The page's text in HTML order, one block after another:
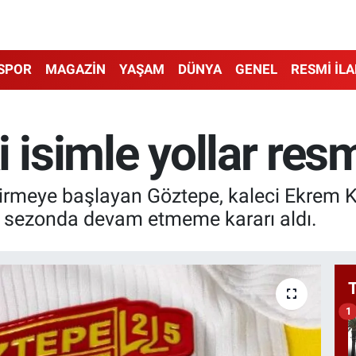
MAGAZİN YAŞAM DÜNYA GENEL RESMİ
yollar
başlayan Göztepe, kaleci Ekrem
devam etmeme kararı aldı.
1